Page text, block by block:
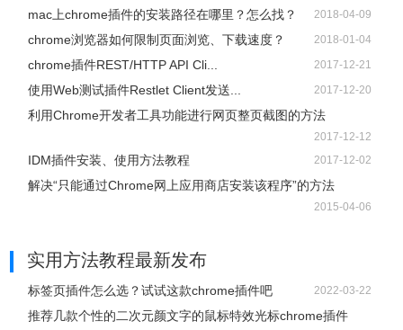
mac上chrome插件的安装路径在哪里？怎么找？ 2018-04-09
chrome浏览器如何限制页面浏览、下载速度？ 2018-01-04
chrome插件REST/HTTP API Cli... 2017-12-21
使用Web测试插件Restlet Client发送... 2017-12-20
利用Chrome开发者工具功能进行网页整页截图的方法
2017-12-12
IDM插件安装、使用方法教程 2017-12-02
解决“只能通过Chrome网上应用商店安装该程序”的方法
2015-04-06
实用方法教程最新发布
标签页插件怎么选？试试这款chrome插件吧 2022-03-22
推荐几款个性的二次元颜文字的鼠标特效光标chrome插件